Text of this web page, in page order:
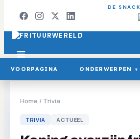
DE
VOORPAGINA ONDERWERPEN ▾
Home / Trivia
TRIVIA ACTUEEL